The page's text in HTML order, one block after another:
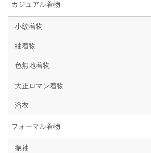
カジュアル着物
小紋着物
紬着物
色無地着物
大正ロマン着物
浴衣
フォーマル着物
振袖